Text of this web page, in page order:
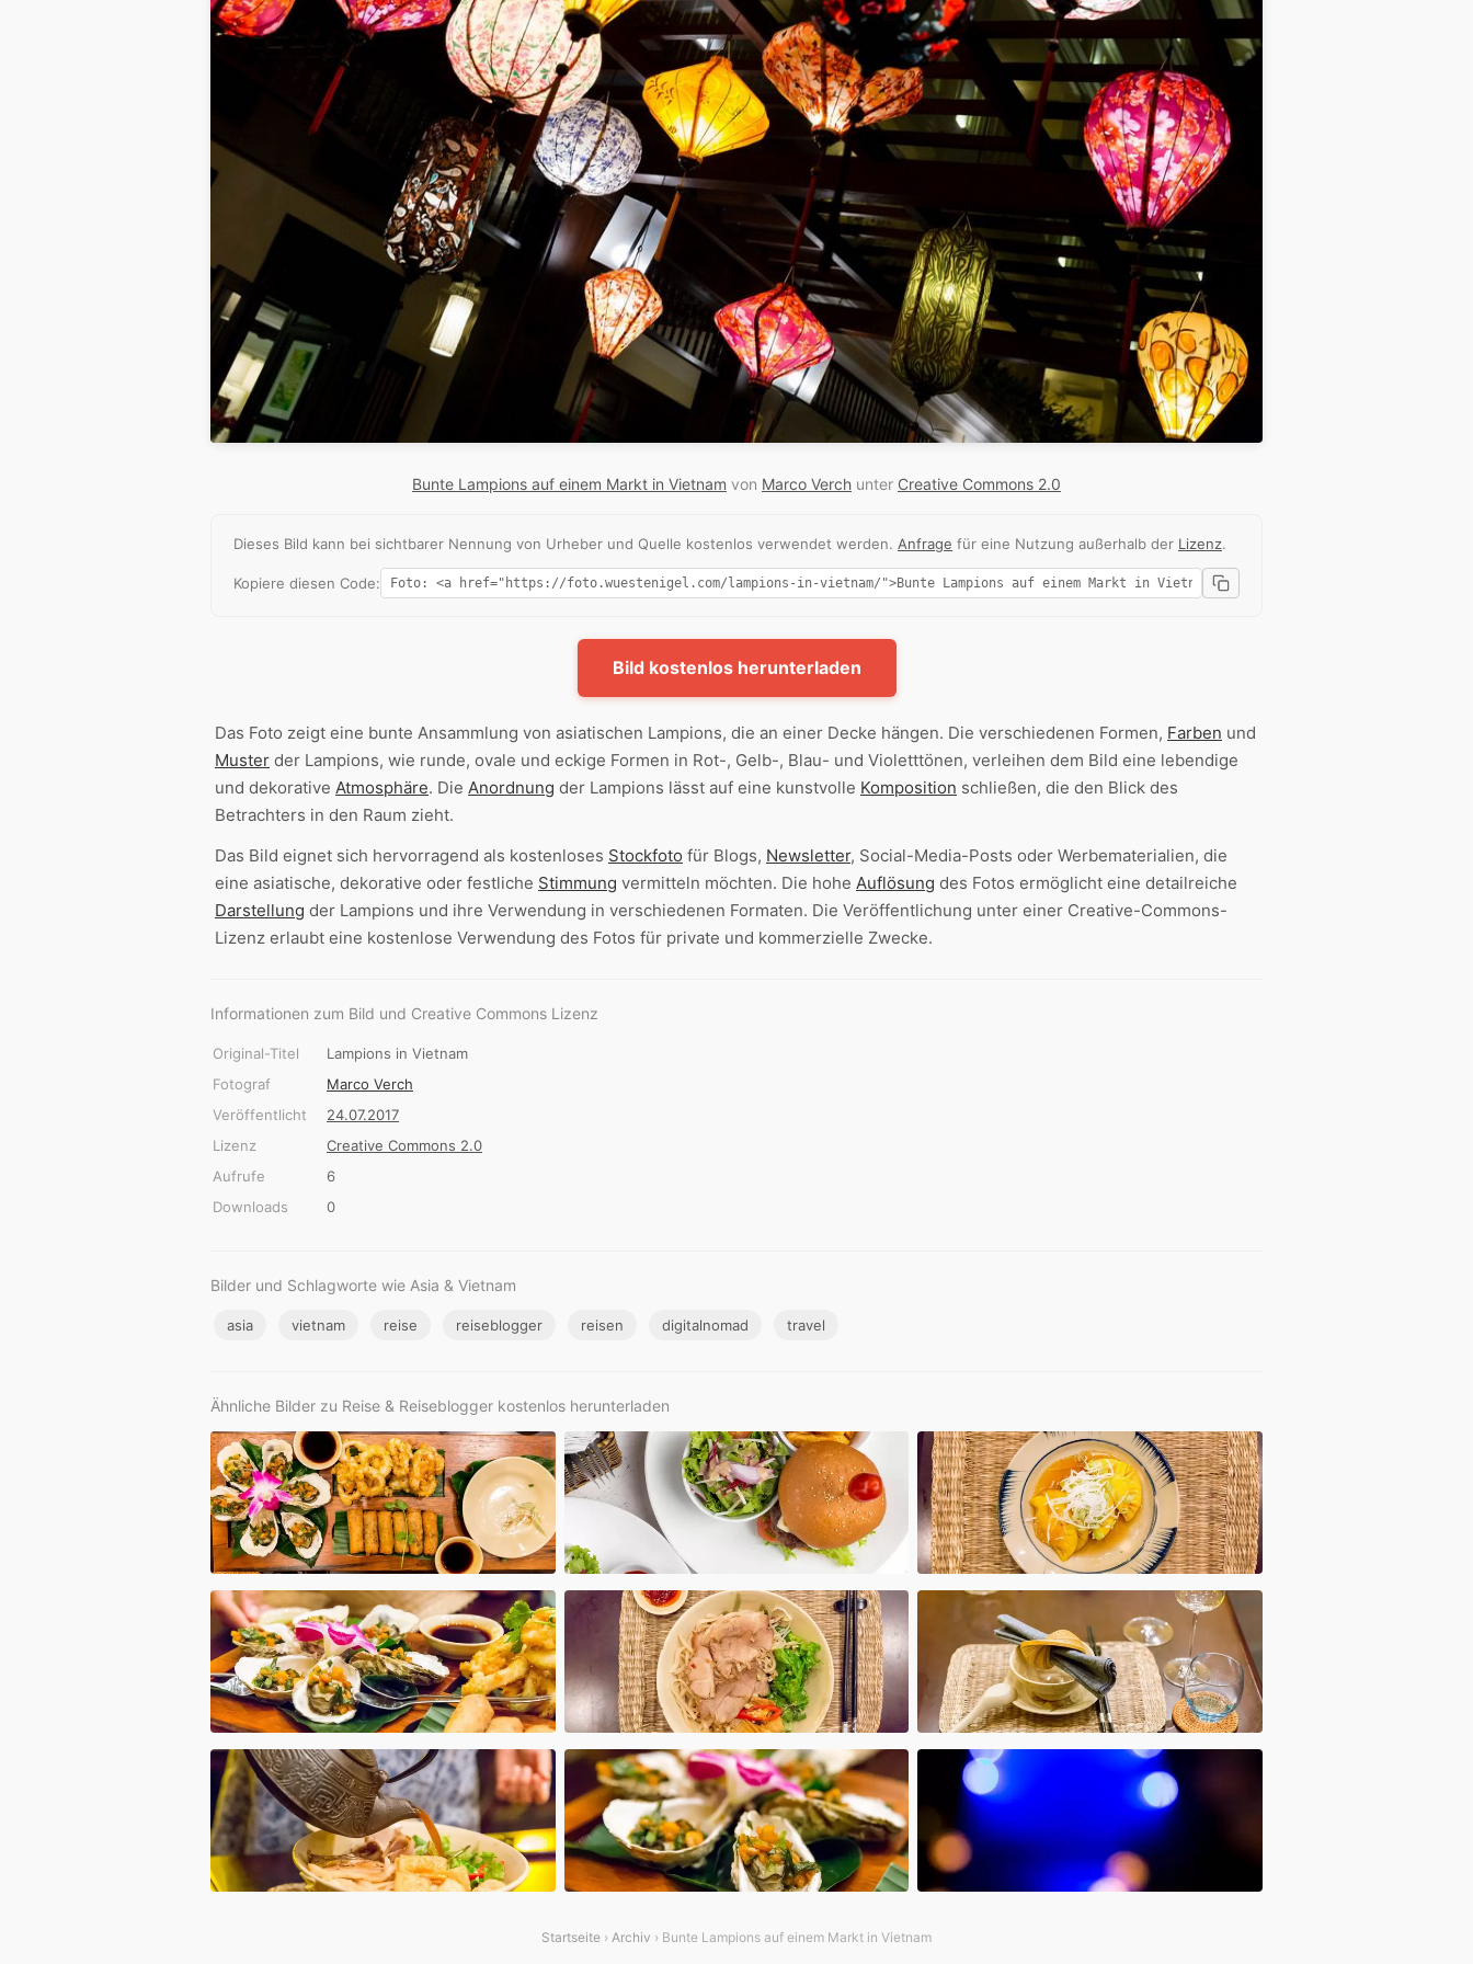
Bunte Lampions auf einem Markt in Vietnam von Marco Verch unter Creative Commons 2.0
Dieses Bild kann bei sichtbarer Nennung von Urheber und Quelle kostenlos verwendet werden. Anfrage für eine Nutzung außerhalb der Lizenz.
Kopiere diesen Code:
Bild kostenlos herunterladen
Das Foto zeigt eine bunte Ansammlung von asiatischen Lampions, die an einer Decke hängen. Die verschiedenen Formen, Farben und
Muster der Lampions, wie runde, ovale und eckige Formen in Rot-, Gelb-, Blau- und Violetttönen, verleihen dem Bild eine lebendige
und dekorative Atmosphäre. Die Anordnung der Lampions lässt auf eine kunstvolle Komposition schließen, die den Blick des
Betrachters in den Raum zieht.
Das Bild eignet sich hervorragend als kostenloses Stockfoto für Blogs, Newsletter, Social-Media-Posts oder Werbematerialien, die
eine asiatische, dekorative oder festliche Stimmung vermitteln möchten. Die hohe Auflösung des Fotos ermöglicht eine detailreiche
Darstellung der Lampions und ihre Verwendung in verschiedenen Formaten. Die Veröffentlichung unter einer Creative-Commons-
Lizenz erlaubt eine kostenlose Verwendung des Fotos für private und kommerzielle Zwecke.
Informationen zum Bild und Creative Commons Lizenz
Original-Titel
Lampions in Vietnam
Fotograf
Marco Verch
Veröffentlicht
24.07.2017
Lizenz
Creative Commons 2.0
Aufrufe
6
Downloads
0
Bilder und Schlagworte wie Asia & Vietnam
asia vietnam reise reiseblogger reisen digitalnomad travel
Ähnliche Bilder zu Reise & Reiseblogger kostenlos herunterladen
Startseite › Archiv › Bunte Lampions auf einem Markt in Vietnam